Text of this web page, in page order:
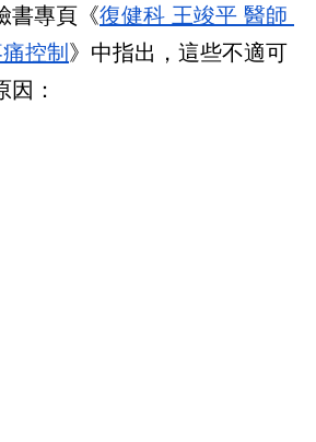
書專頁《復健科 王竣平 醫師
控制 》中指出，這些不適可
因：